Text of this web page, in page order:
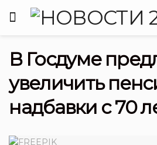
В Госдуме
увеличить
надбавки с 70